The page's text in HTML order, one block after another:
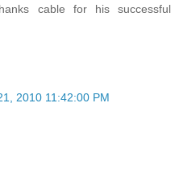
cable for his successful
2010 11:42:00 PM